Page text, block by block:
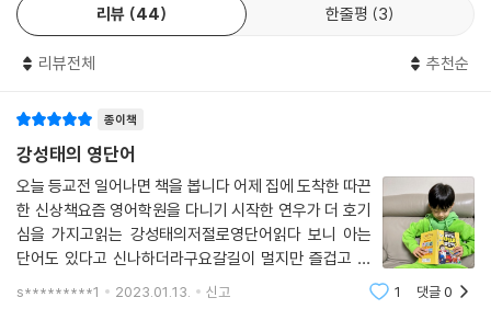
특별 부록! 공신닷컴에서 제작한 영단어 학습기!
공신닷컴에서 제작한 ‘강성태의 저절로 영단어 학습기’를 제공합니다. 강
할 수 있는 프로그램입니다. 게임을 하듯 재미있게 영단어를 학습할 수 있
으며, 잘 안 외워지는 영단어를 자동으로 뽑아 주지요. 공신닷컴 홈페이지
에 접속하여 게임을 하듯 영단어를 반복 테스트해 보세요. (자세한 내용은
도서 참고)
리뷰 44 한줄평 3
리뷰전체 추천순
종이책
강성태의 영단어
오늘 등교전 일어나면 책을 봅니다 어제 집에 도착한 따끈
한 신상책요즘 영어학원을 다니기 시작한 연우가 더 호기
심을 가지고읽는 강성태의저절로영단어읽다 보니 아는
단어도 있다고 신나하더라구요갈길이 멀지만 즐겁고 유
쾌한책 읽으며 하나하나 공부하기정말 좋은점은 영어를
s*********1 2023.01.13. 신고 1 댓글0